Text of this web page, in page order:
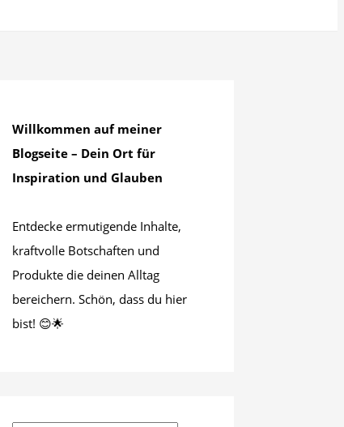
Willkommen auf meiner
Blogseite – Dein Ort für
Inspiration und Glauben
Entdecke ermutigende Inhalte,
kraftvolle Botschaften und
Produkte die deinen Alltag
bereichern. Schön, dass du hier
bist! 😊🌟